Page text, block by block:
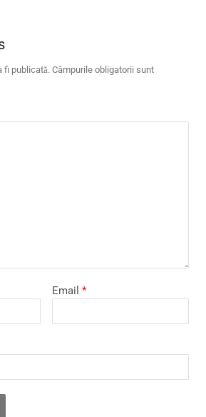
fi publicată. Câmpurile obligatorii sunt
Email *